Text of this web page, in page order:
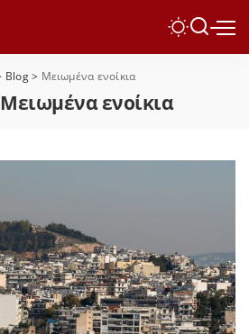
Blog> Μειωμένα ενοίκια
Μειωμένα ενοίκια